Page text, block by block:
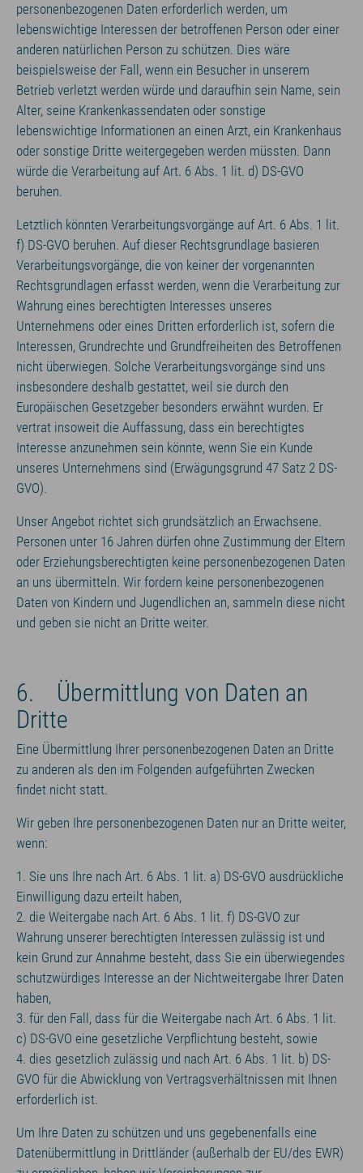
personenbezogenen Daten erforderlich werden, um
lebenswichtige Interessen der betroffenen Person oder einer
anderen natürlichen Person zu schützen. Dies wäre
beispielsweise der Fall, wenn ein Besucher in unserem
Betrieb verletzt werden würde und daraufhin sein Name, sein
Alter, seine Krankenkassendaten oder sonstige
lebenswichtige Informationen an einen Arzt, ein Krankenhaus
oder sonstige Dritte weitergegeben werden müssten. Dann
würde die Verarbeitung auf Art. 6 Abs. 1 lit. d) DS-GVO
beruhen.
Letztlich könnten Verarbeitungsvorgänge auf Art. 6 Abs. 1 lit.
f) DS-GVO beruhen. Auf dieser Rechtsgrundlage basieren
Verarbeitungsvorgänge, die von keiner der vorgenannten
Rechtsgrundlagen erfasst werden, wenn die Verarbeitung zur
Wahrung eines berechtigten Interesses unseres
Unternehmens oder eines Dritten erforderlich ist, sofern die
Interessen, Grundrechte und Grundfreiheiten des Betroffenen
nicht überwiegen. Solche Verarbeitungsvorgänge sind uns
insbesondere deshalb gestattet, weil sie durch den
Europäischen Gesetzgeber besonders erwähnt wurden. Er
vertrat insoweit die Auffassung, dass ein berechtigtes
Interesse anzunehmen sein könnte, wenn Sie ein Kunde
unseres Unternehmens sind (Erwägungsgrund 47 Satz 2 DS-
GVO).
Unser Angebot richtet sich grundsätzlich an Erwachsene.
Personen unter 16 Jahren dürfen ohne Zustimmung der Eltern
oder Erziehungsberechtigten keine personenbezogenen Daten
an uns übermitteln. Wir fordern keine personenbezogenen
Daten von Kindern und Jugendlichen an, sammeln diese nicht
und geben sie nicht an Dritte weiter.
6. Übermittlung von Daten an
Dritte
Eine Übermittlung Ihrer personenbezogenen Daten an Dritte
zu anderen als den im Folgenden aufgeführten Zwecken
findet nicht statt.
Wir geben Ihre personenbezogenen Daten nur an Dritte weiter,
wenn:
1. Sie uns Ihre nach Art. 6 Abs. 1 lit. a) DS-GVO ausdrückliche
Einwilligung dazu erteilt haben,
2. die Weitergabe nach Art. 6 Abs. 1 lit. f) DS-GVO zur
Wahrung unserer berechtigten Interessen zulässig ist und
kein Grund zur Annahme besteht, dass Sie ein überwiegendes
schutzwürdiges Interesse an der Nichtweitergabe Ihrer Daten
haben,
3. für den Fall, dass für die Weitergabe nach Art. 6 Abs. 1 lit.
c) DS-GVO eine gesetzliche Verpflichtung besteht, sowie
4. dies gesetzlich zulässig und nach Art. 6 Abs. 1 lit. b) DS-
GVO für die Abwicklung von Vertragsverhältnissen mit Ihnen
erforderlich ist.
Um Ihre Daten zu schützen und uns gegebenenfalls eine
Datenübermittlung in Drittländer (außerhalb der EU/des EWR)